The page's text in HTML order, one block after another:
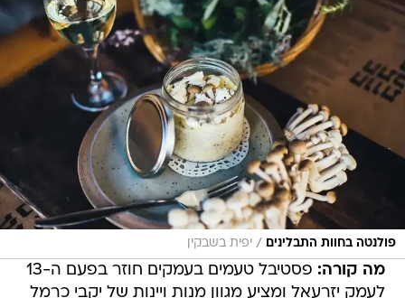
פולנטה בחוות התבלינים / יפית בשבקין
מה קורה:
פסטיבל טעמים בעמקים חוזר בפעם ה-13
לעמק יזרעאל ומציע מגוון מנות ויינות של יקבי כרמל